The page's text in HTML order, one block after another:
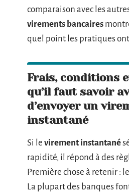
comparaison avec les
virements bancaires
quel point les pratiques
Frais, conditions
qu’il faut savoir
d’envoyer un
instantané
Si le virement instantané
rapidité, il répond à des
Première chose à retenir : le
La plupart des banques